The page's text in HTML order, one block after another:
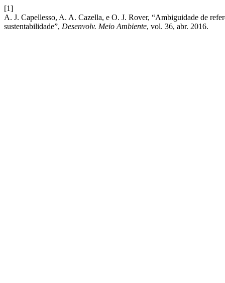
[1]
A. J. Capellesso, A. A. Cazella, e O. J. Rover, “Ambiguidade de
sustentabilidade”, Desenvolv. Meio Ambiente, vol. 36, abr. 2016.